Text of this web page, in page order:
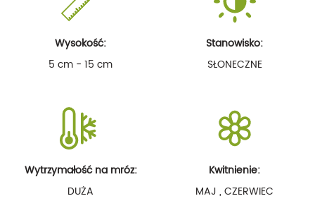
Wysokość:
5 cm - 15 cm
Stanowisko:
SŁONECZNE
Wytrzymałość na mróz:
DUŻA
Kwitnienie:
MAJ , CZERWIEC